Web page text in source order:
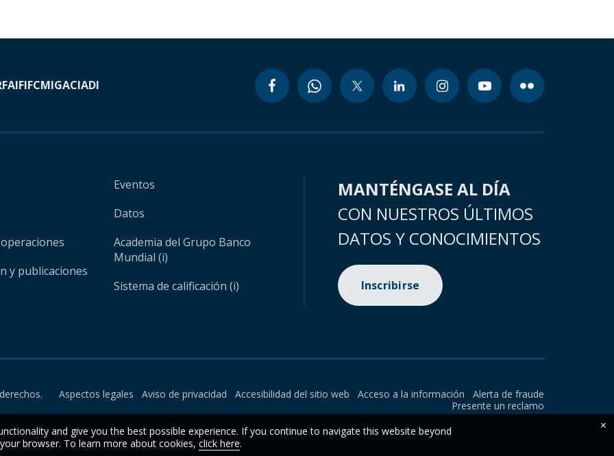
AIFIFCMIGACIADI
y publicaciones
Eventos
Datos
Academia del Grupo Banco
Mundial (i)
Sistema de calificación (i)
MANTÉNGASE AL DÍA
CON NUESTROS ÚLTIMOS
DATOS Y CONOCIMIENTOS
Inscribirse
Aspectos legales Aviso de privacidad Accesibilidad del sitio web Acceso a la información
Alerta de fraude
Presente un reclamo
and give you the best possible experience. If you continue to navigate this website beyond
browser. To learn more about cookies, click here.
×